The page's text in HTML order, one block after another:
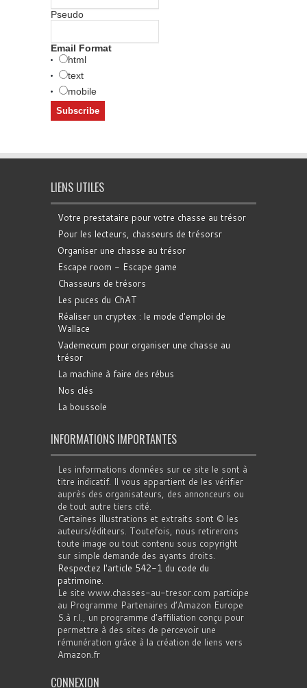
Pseudo
Email Format
html
text
mobile
LIENS UTILES
Votre prestataire pour votre chasse au trésor
Pour les lecteurs, chasseurs de trésorsr
Organiser une chasse au trésor
Escape room - Escape game
Chasseurs de trésors
Les puces du ChAT
Réaliser un cryptex : le mode d'emploi de
Wallace
Vademecum pour organiser une chasse au
trésor
La machine à faire des rébus
Nos clés
La boussole
INFORMATIONS IMPORTANTES
Les informations données sur ce site le sont à
titre indicatif. Il vous appartient de les vérifier
auprès des organisateurs, des annonceurs ou
de tout autre tiers cité.
Certaines illustrations et extraits sont © les
auteurs/éditeurs. Toutefois, nous retirerons
toute image ou tout contenu sous copyright
sur simple demande des ayants droits.
Respectez l'article 542-1 du code du
patrimoine.
Le site www.chasses-au-tresor.com participe
au Programme Partenaires d’Amazon Europe
S.à r.l., un programme d’affiliation conçu pour
permettre à des sites de percevoir une
rémunération grâce à la création de liens vers
Amazon.fr
CONNEXION